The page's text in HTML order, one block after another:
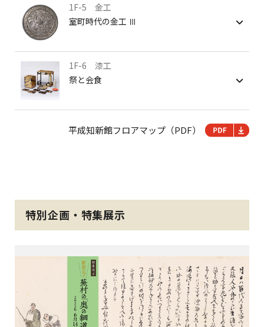
1F-5 金工
室町時代の金工 Ⅲ
1F-6 漆工
祭と会食
平成知新館フロアマップ（PDF）
特別企画・特集展示